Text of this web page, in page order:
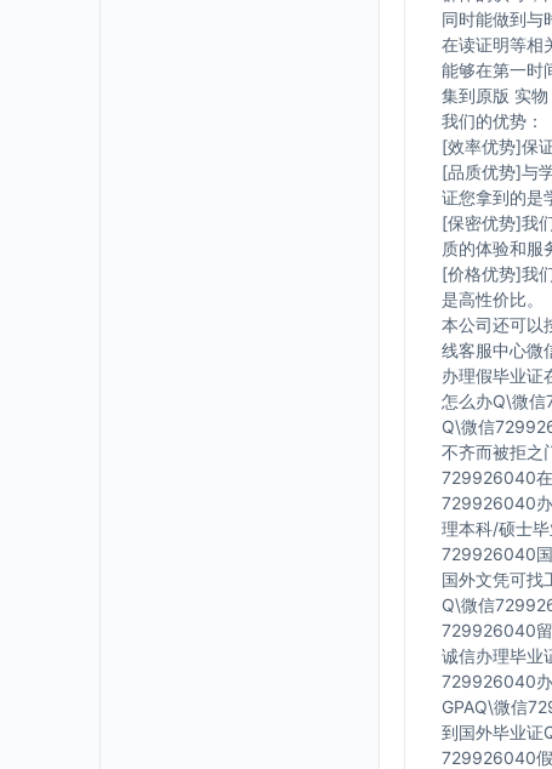
同时能做到与
在读证明等相
能够在第一时
集到原版 实物
我们的优势：
[效率优势]保
[品质优势]与
证您拿到的是
[保密优势]我
质的体验和服
[价格优势]我
是高性价比。
本公司还可以
线客服中心
办理假毕业
怎么办Q\微
Q\微信
不齐而被拒之
729926040
729926040
理本科/硕士
729926040
国外文凭可
Q\微信
729926040
诚信办理毕
729926040
GPAQ\微信
到国外毕业
729926040